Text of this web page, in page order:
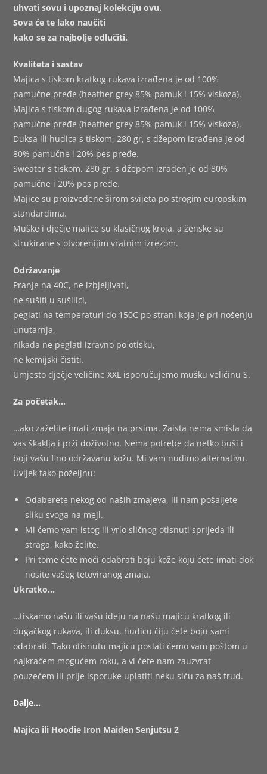
uhvati sovu i upoznaj kolekciju ovu.
Sova će te lako naučiti
kako se za najbolje odlučiti.
Kvaliteta i sastav
Majica s tiskom kratkog rukava izrađena je od 100%
pamučne pređe (heather grey 85% pamuk i 15% viskoza).
Majica s tiskom dugog rukava izrađena je od 100%
pamučne pređe (heather grey 85% pamuk i 15% viskoza).
Duksa ili hudica s tiskom, 280 gr, s džepom izrađena je od
80% pamučne i 20% pes pređe.
Sweater s tiskom, 280 gr, s džepom izrađen je od 80%
pamučne i 20% pes pređe.
Majice su proizvedene širom svijeta po strogim europskim
standardima.
Muške i dječje majice su klasičnog kroja, a ženske su
strukirane s otvorenijim vratnim izrezom.
Održavanje
Pranje na 40C, ne izbjeljivati,
ne sušiti u sušilici,
peglati na temperaturi do 150C po strani koja je pri nošenju
unutarnja,
nikada ne peglati izravno po otisku,
ne kemijski čistiti.
Umjesto dječje veličine XXL isporučujemo mušku veličinu S.
Za početak…
…ako zaželite imati zmaja na prsima. Zaista nema smisla da
vas škaklja i prži doživotno. Nema potrebe da netko buši i
boji vašu fino održavanu kožu. Mi vam nudimo alternativu.
Uvijek tako poželjnu:
Odaberete nekog od naših zmajeva, ili nam pošaljete
sliku svoga na mejl.
Mi ćemo vam istog ili vrlo sličnog otisnuti sprijeda ili
straga, kako želite.
Pri tome ćete moći odabrati boju kože koju ćete imati dok
nosite vašeg tetoviranog zmaja.
Ukratko…
…tiskamo našu ili vašu ideju na našu majicu kratkog ili
dugačkog rukava, ili duksu, hudicu čiju ćete boju sami
odabrati. Tako otisnutu majicu poslati ćemo vam poštom u
najkraćem mogućem roku, a vi ćete nam zauzvrat
pouzećem ili prije isporuke uplatiti neku siću za naš trud.
Dalje…
Majica ili Hoodie Iron Maiden Senjutsu 2